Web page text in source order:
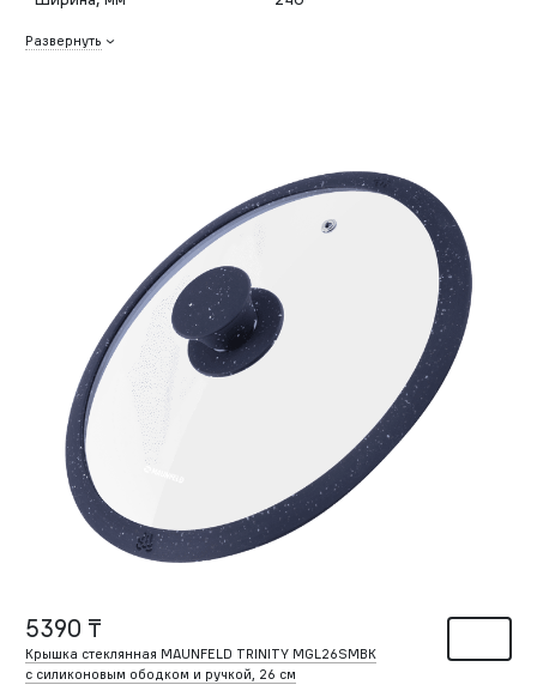
Развернуть
5390 ₸
Крышка стеклянная MAUNFELD TRINITY MGL26SMBK
с силиконовым ободком и ручкой, 26 см